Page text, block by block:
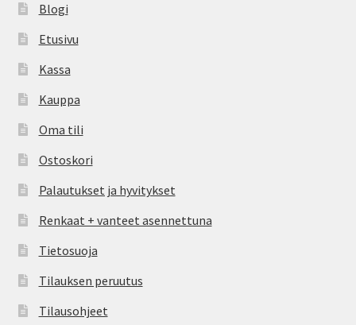
Blogi
Etusivu
Kassa
Kauppa
Oma tili
Ostoskori
Palautukset ja hyvitykset
Renkaat + vanteet asennettuna
Tietosuoja
Tilauksen peruutus
Tilausohjeet